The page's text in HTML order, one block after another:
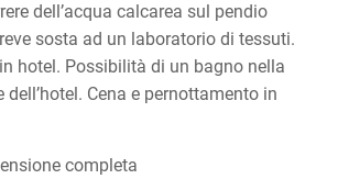
dell’acqua calcarea sul pendio
sosta ad un laboratorio di tessuti.
hotel. Possibilità di un bagno nella
Cena e pernottamento in
completa